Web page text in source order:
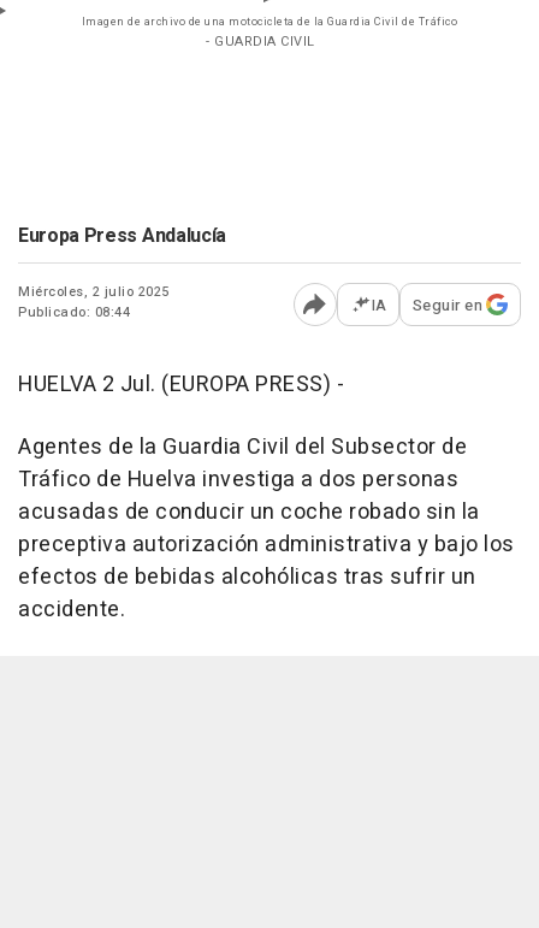
Imagen de archivo de una motocicleta de la Guardia Civil de Tráfico
- GUARDIA CIVIL
Europa Press Andalucía
Miércoles, 2 julio 2025
Publicado: 08:44
Abrir opciones para
IA Seguir en
HUELVA 2 Jul. (EUROPA PRESS) -
Agentes de la Guardia Civil del Subsector de
Tráfico de Huelva investiga a dos personas
acusadas de conducir un coche robado sin la
preceptiva autorización administrativa y bajo los
efectos de bebidas alcohólicas tras sufrir un
accidente.